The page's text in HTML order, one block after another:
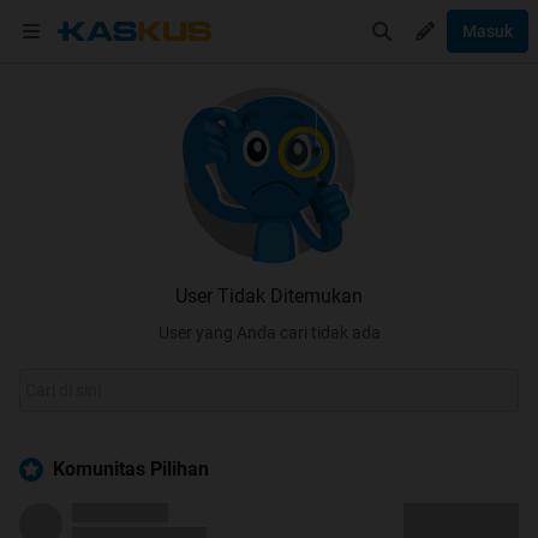
Masuk
User Tidak Ditemukan
User yang Anda cari tidak ada
Komunitas Pilihan